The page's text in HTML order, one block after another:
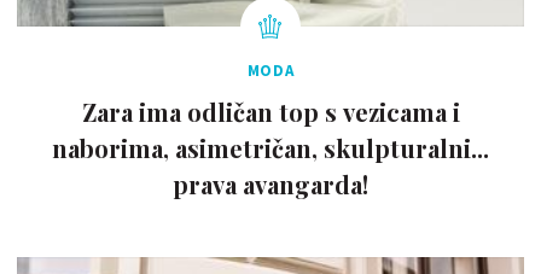
MODA
Zara ima odličan top s vezicama i
naborima, asimetričan, skulpturalni...
prava avangarda!